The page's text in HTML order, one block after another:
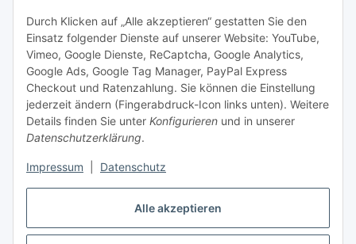
Alle akzeptieren
Durch Klicken auf „Alle akzeptieren“ gestatten Sie den
Einsatz folgender Dienste auf unserer Website: YouTube,
Vimeo, Google Dienste, ReCaptcha, Google Analytics,
Google Ads, Google Tag Manager, PayPal Express
Checkout und Ratenzahlung. Sie können die Einstellung
jederzeit ändern (Fingerabdruck-Icon links unten). Weitere
Details finden Sie unter Konfigurieren und in unserer
Datenschutzerklärung.
Impressum Datenschutz
Social Media
Unsere Dienstleistungen
Lampenreparatur
Lichtservice für Senioren
Vertrag widerrufen